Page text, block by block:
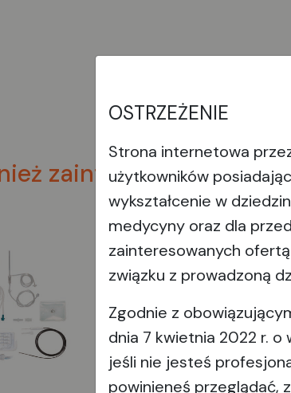
zainteresować
OSTRZEŻENIE
Strona internetowa
użytkowników
wykształcenie w
medycyny oraz dla
zainteresowanych
związku z prowadzoną
Zgodnie z
dnia 7 kwietnia 2022 r.
jeśli nie jesteś
powinieneś przeglądać,